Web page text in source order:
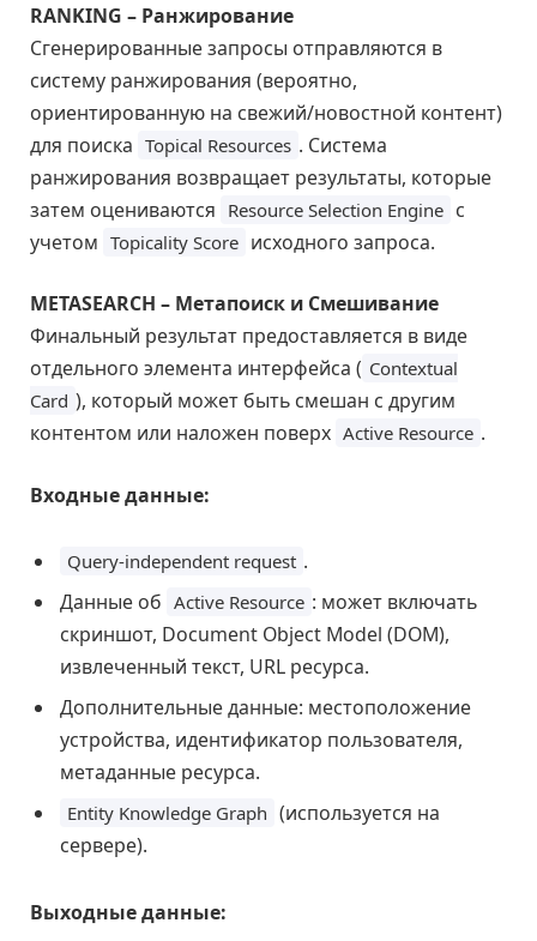
RANKING – Ранжирование
Сгенерированные запросы отправляются в
систему ранжирования (вероятно,
ориентированную на свежий/новостной контент)
для поиска Topical Resources . Система
ранжирования возвращает результаты, которые
затем оцениваются Resource Selection Engine с
учетом Topicality Score исходного запроса.
METASEARCH – Метапоиск и Смешивание
Финальный результат предоставляется в виде
отдельного элемента интерфейса ( Contextual
Card ), который может быть смешан с другим
контентом или наложен поверх Active Resource .
Входные данные:
Query-independent request .
Данные об Active Resource : может включать
скриншот, Document Object Model (DOM),
извлеченный текст, URL ресурса.
Дополнительные данные: местоположение
устройства, идентификатор пользователя,
метаданные ресурса.
Entity Knowledge Graph (используется на
сервере).
Выходные данные: